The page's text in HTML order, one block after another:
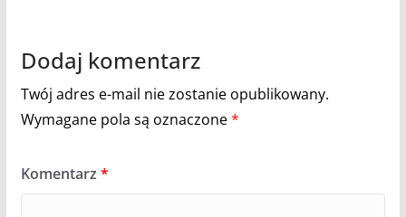
Dodaj komentarz
Twój adres e-mail nie zostanie opublikowany.
Wymagane pola są oznaczone*
Komentarz *